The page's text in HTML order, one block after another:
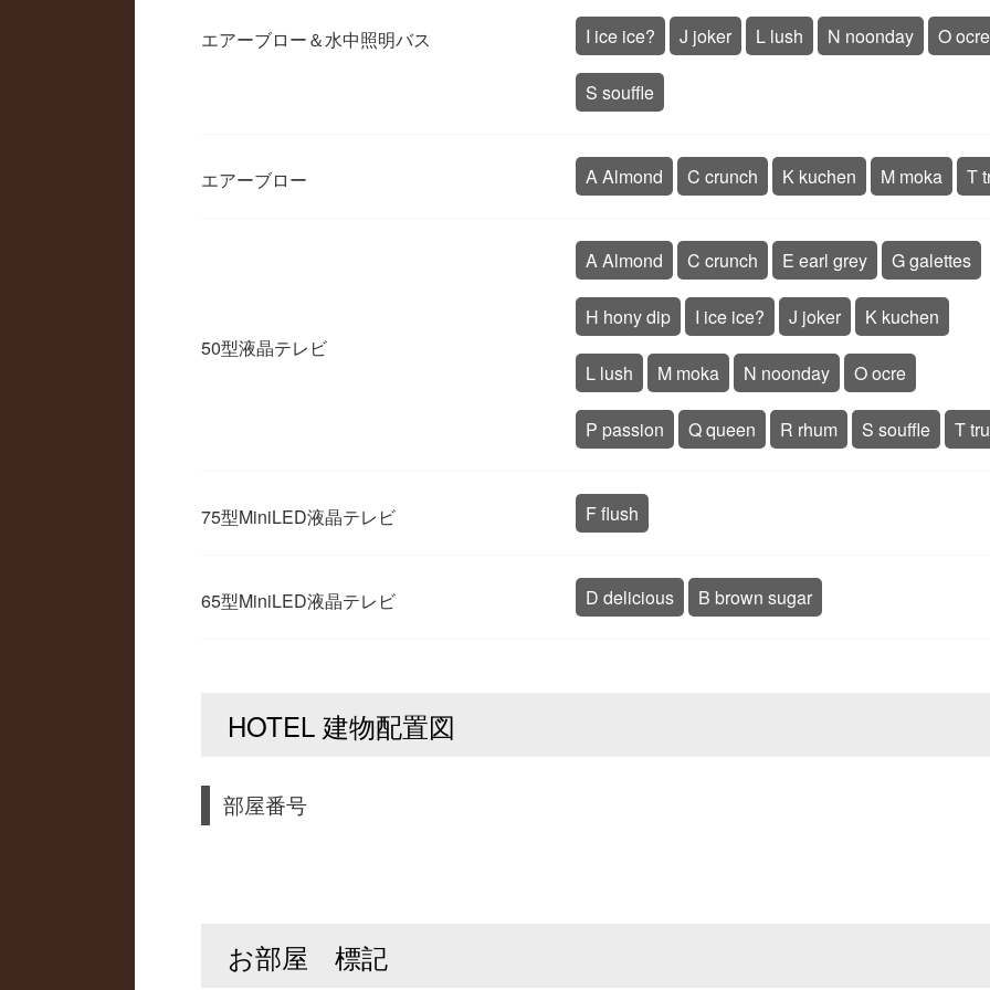
エアーブロー＆水中照明バス I ice ice? J joker L lush N noonday O ocre
S souffle
エアーブロー A Almond C crunch K kuchen M moka T
50型液晶テレビ
A Almond C crunch E earl grey G galettes
H hony dip I ice ice? J joker K kuchen
L lush M moka N noonday O ocre
P passion Q queen R rhum S souffle T
75型MiniLED液晶テレビ F flush
65型MiniLED液晶テレビ D delicious B brown sugar
HOTEL 建物配置図
部屋番号
お部屋 標記